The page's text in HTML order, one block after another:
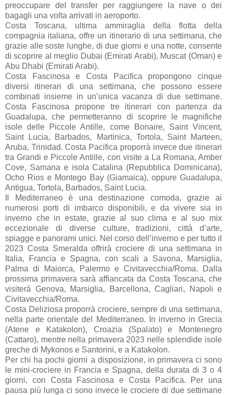
preoccupare del transfer per raggiungere la nave o dei
bagagli una volta arrivati in aeroporto.
Costa Toscana, ultima ammiraglia della flotta della
compagnia italiana, offre un itinerario di una settimana, che
grazie alle soste lunghe, di due giorni e una notte, consente
di scoprire al meglio Dubai (Emirati Arabi), Muscat (Oman) e
Abu Dhabi (Emirati Arabi).
Costa Fascinosa e Costa Pacifica propongono cinque
diversi itinerari di una settimana, che possono essere
combinati insieme in un’unica vacanza di due settimane.
Costa Fascinosa propone tre itinerari con partenza da
Guadalupa, che permetteranno di scoprire le magnifiche
isole delle Piccole Antille, come Bonaire, Saint Vincent,
Saint Lucia, Barbados, Martinica, Tortola, Saint Marteen,
Aruba, Trinidad. Costa Pacifica proporrà invece due itinerari
tra Grandi e Piccole Antille, con visite a La Romana, Amber
Cove, Samana e isola Catalina (Repubblica Dominicana),
Ocho Rios e Montego Bay (Giamaica), oppure Guadalupa,
Antigua, Tortola, Barbados, Saint Lucia.
Il Mediterraneo è una destinazione comoda, grazie ai
numerosi porti di imbarco disponibili, e da vivere sia in
inverno che in estate, grazie al suo clima e al suo mix
eccezionale di diverse culture, tradizioni, città d’arte,
spiagge e panorami unici. Nel corso dell’inverno e per tutto il
2023 Costa Smeralda offrirà crociere di una settimana in
Italia, Francia e Spagna, con scali a Savona, Marsiglia,
Palma di Maiorca, Palermo e Civitavecchia/Roma. Dalla
prossima primavera sarà affiancata da Costa Toscana, che
visiterà Genova, Marsiglia, Barcellona, Cagliari, Napoli e
Civitavecchia/Roma.
Costa Deliziosa proporrà crociere, sempre di una settimana,
nella parte orientale del Mediterraneo. In inverno in Grecia
(Atene e Katakolon), Croazia (Spalato) e Montenegro
(Cattaro), mentre nella primavera 2023 nelle splendide isole
greche di Mykonos e Santorini, e a Katakolon.
Per chi ha pochi giorni a disposizione, in primavera ci sono
le mini-crociere in Francia e Spagna, della durata di 3 o 4
giorni, con Costa Fascinosa e Costa Pacifica. Per una
pausa più lunga ci sono invece le crociere di due settimane